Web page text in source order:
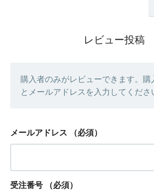
レビュー投稿
購入者のみがレビューできます。購
とメールアドレスを入力してくださ
メールアドレス （必須）
受注番号 （必須）